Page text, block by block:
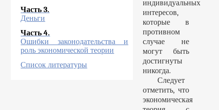
Часть 3.
Деньги
Часть 4.
Ошибки законодательства и
роль экономической теории
Список литературы
индивидуальных
интересов,
которые в
противном
случае не
могут быть
достигнуты
никогда.
Следует
отметить, что
экономическая